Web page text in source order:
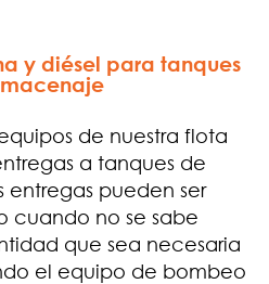
y diésel para tanques
de nuestra flota
a tanques de
entregas pueden ser
cuando no se sabe
que sea necesaria
el equipo de bombeo